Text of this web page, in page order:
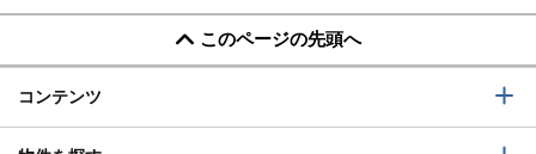
このページの先頭へ
コンテンツ